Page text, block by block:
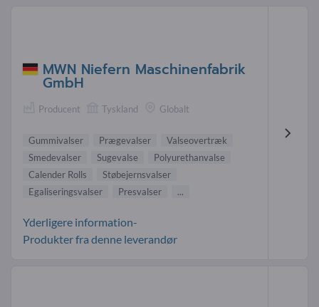
MWN Niefern Maschinenfabrik
GmbH
Producent Tyskland Globalt
Gummivalser Prægevalser
Valseovertræk
Smedevalser
Sugevalse
Polyurethanvalse
Calender Rolls
Støbejernsvalser
Egaliseringsvalser
Presvalser ...
Yderligere information-
Produkter fra denne leverandør